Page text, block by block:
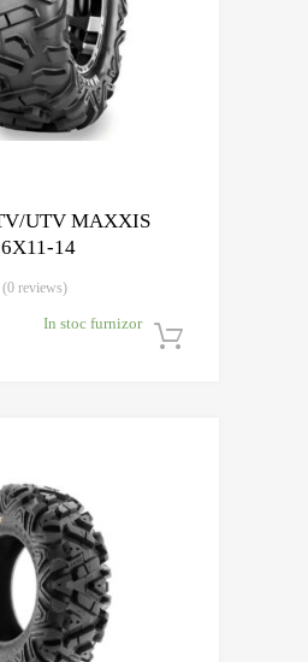
UTV MAXXIS
14
(0 reviews)
In stoc furnizor